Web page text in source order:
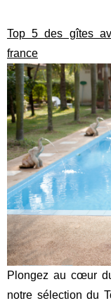
Top 5 des gîtes
france
Plongez au cœur
notre sélection du